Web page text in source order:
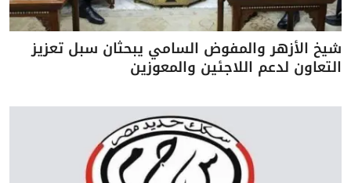
شيخ الأزهر والمفوض السامي يبحثان سبل تعزيز
التعاون لدعم اللاجئين والمعوزين